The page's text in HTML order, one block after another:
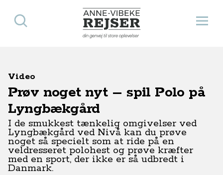
Anne-Vibeke Rejser
din genvej til store oplevelser
Åbn
Søg
Video
Prøv noget nyt – spil Polo på
Lyngbækgård
I de smukkest tænkelig omgivelser ved
Lyngbækgård ved Nivå kan du prøve
noget så specielt som at ride på en
veldresseret polohest og prøve kræfter
med en sport, der ikke er så udbredt i
Danmark.